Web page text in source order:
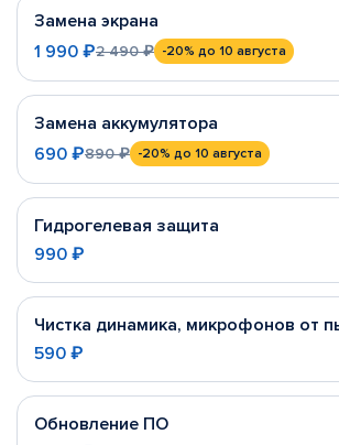
Замена экрана
1 990 ₽2 490 ₽ -20% до 10 августа
Замена аккумулятора
690 ₽890 ₽ -20% до 10 августа
Гидрогелевая защита
990 ₽
Чистка динамика, микрофонов от
590 ₽
Обновление ПО